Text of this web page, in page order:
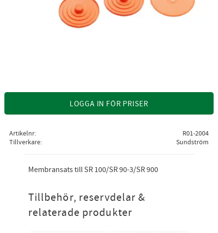
LOGGA IN FÖR PRISER
Artikelnr
R01-2004
Tillverkare
Sundström
Membransats till SR 100/SR 90-3/SR 900
Tillbehör, reservdelar &
relaterade produkter